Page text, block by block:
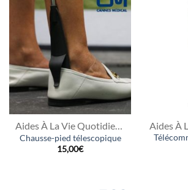
Aides À La Vie Quotidienne
Chausse-pied télescopique
15,00€